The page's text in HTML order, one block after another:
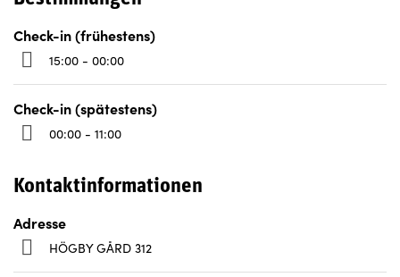
Check-in (frühestens)
15:00 - 00:00
Check-in (spätestens)
00:00 - 11:00
Kontaktinformationen
Adresse
HÖGBY GÅRD 312